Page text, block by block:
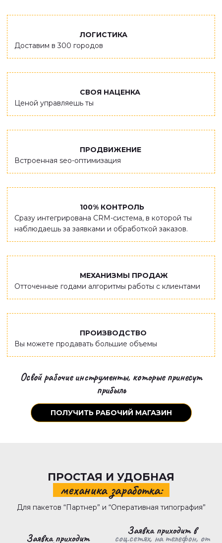
ЛОГИСТИКА
Доставим в 300 городов
СВОЯ НАЦЕНКА
Ценой управляешь ты
ПРОДВИЖЕНИЕ
Встроенная sео-оптимизация
100% КОНТРОЛЬ
Сразу интегрирована CRM-система, в которой ты
наблюдаешь за заявками и обработкой заказов.
МЕХАНИЗМЫ ПРОДАЖ
Отточенные годами алгоритмы работы с клиентами
ПРОИЗВОДСТВО
Вы можете продавать большие объемы
ПОЛУЧИТЬ РАБОЧИЙ МАГАЗИН
Освой рабочие инструменты, которые принесут
прибыль
ПРОСТАЯ И УДОБНАЯ
механика заработка:
Для пакетов “Партнер” и “Оперативная типография”
Заявка приходит
Заявка приходит в
соц.сетях, на телефон, от